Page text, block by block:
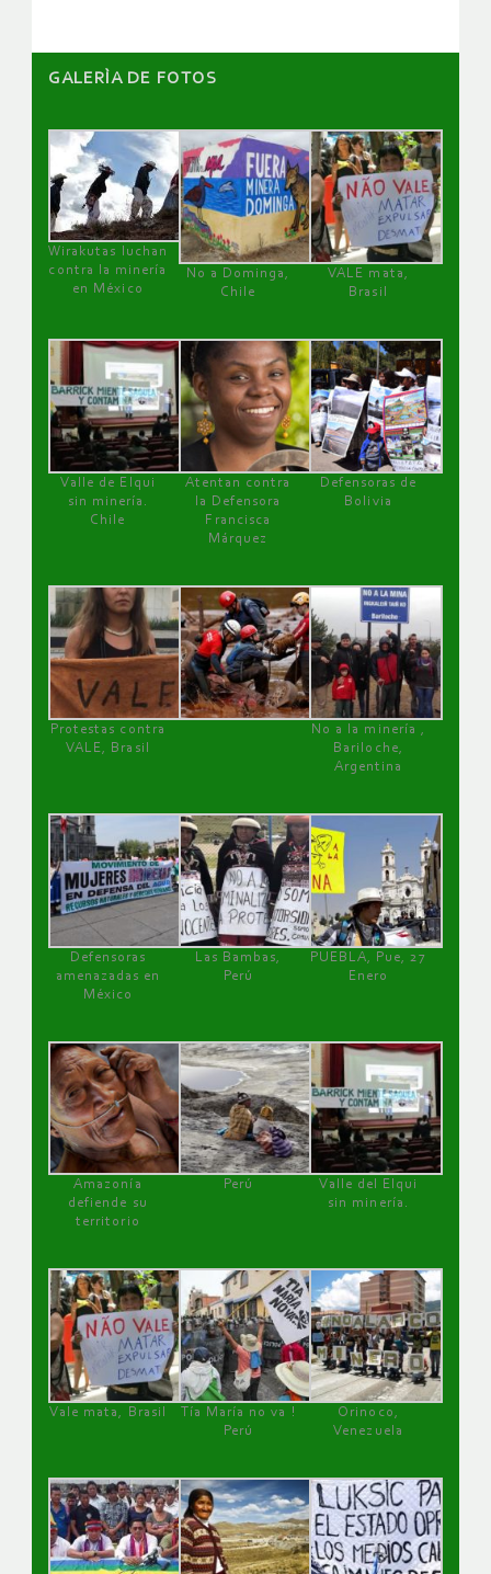
GALERÌA DE FOTOS
Wirakutas luchan
contra la minería
en México
No a Dominga,
Chile
VALE mata,
Brasil
Valle de Elqui
sin minería.
Chile
Atentan contra
la Defensora
Francisca
Márquez
Defensoras de
Bolivia
Protestas contra
VALE, Brasil
No a la minería ,
Bariloche,
Argentina
Defensoras
amenazadas en
México
Las Bambas,
Perú
PUEBLA, Pue, 27
Enero
Amazonía
defiende su
territorio
Perú
Valle del Elqui
sin minería.
Vale mata, Brasil
Tía María no va !
Perú
Orinoco,
Venezuela